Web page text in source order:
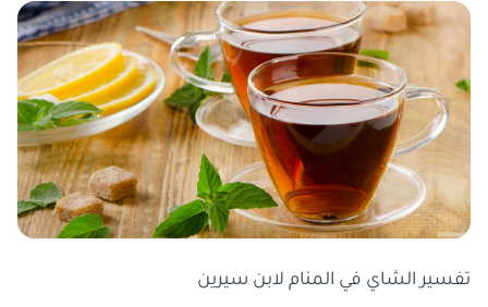
تفسير الشاي في المنام لابن سيرين